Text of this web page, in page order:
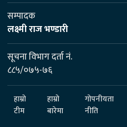
सम्पादक
लक्ष्मी राज भण्डारी
सूचना विभाग दर्ता नं.
८८५/०७५-७६
हाम्रो
टीम
हाम्रो
बारेमा
गोपनीयता
नीति